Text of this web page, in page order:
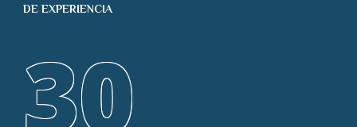
DE EXPERIENCIA
30